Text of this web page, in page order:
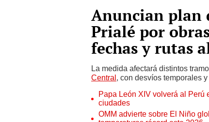
Anuncian plan
Prialé por
fechas y rutas
La medida afectará distintos
Central, con desvíos temporales
Papa León XIV volverá al Perú
ciudades
OMM advierte sobre El Niño